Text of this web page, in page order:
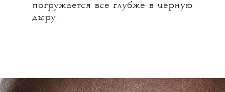
погружается все глубже в черную
дыру.